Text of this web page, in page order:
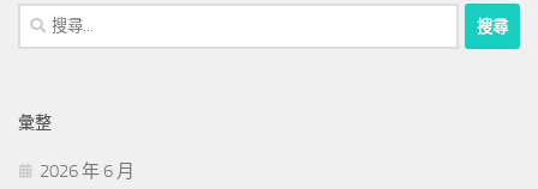
搜
尋
字:
彙整
2026 年 6 月